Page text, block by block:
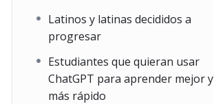
Latinos y latinas decididos a
progresar
Estudiantes que quieran usar
ChatGPT para aprender mejor y
más rápido